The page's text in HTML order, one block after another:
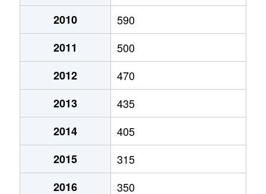
大字鎌原
550万円
大字鎌原
720万円
大字鎌原
240万円
大字鎌原
930万円
大字鎌原
270万円
大字鎌原
370万円
大字鎌原
180万円
2010
590
2011
500
2012
470
2013
435
2014
405
2015
315
2016
350